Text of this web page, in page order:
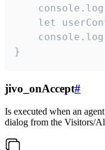
let
}
jivo_onAccept#
Is executed when an
dialog from the Visitors/